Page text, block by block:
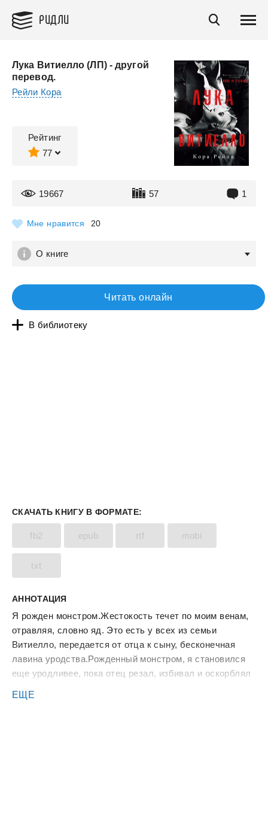
РИДЛИ
Лука Витиелло (ЛП) - другой
перевод.
Рейли Кора
Рейтинг
77
19667 57 1
Мне нравится 20
О книге
Читать онлайн
В библиотеку
СКАЧАТЬ КНИГУ В ФОРМАТЕ:
fb2 epub rtf mobi
txt
АННОТАЦИЯ
Я рожден монстром.Жестокость течет по моим венам,
отравляя, словно яд. Это есть у всех из семьи
Витиелло, передается от отца к сыну, бесконечная
лавина уродства.Рожденный монстром, я становился
еще уродливее, пока отец резал, избивал и оскорблял
зная пощады, плодить жестокость, не
ЕЩЕ